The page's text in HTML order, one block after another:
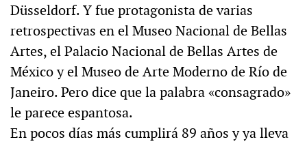
Düsseldorf​. Y fue protagonista de varias
retrospectivas en el Museo Nacional de Bellas
Artes, el Palacio Nacional de Bellas Artes de
México y el Museo de Arte Moderno de Río de
Janeiro. Pero dice que la palabra «consagrado»
le parece espantosa.
En pocos días más cumplirá 89 años y ya lleva